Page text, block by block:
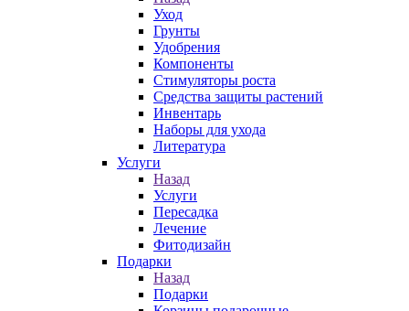
Уход
Грунты
Удобрения
Компоненты
Стимуляторы роста
Средства защиты растений
Инвентарь
Наборы для ухода
Литература
Услуги
Назад
Услуги
Пересадка
Лечение
Фитодизайн
Подарки
Назад
Подарки